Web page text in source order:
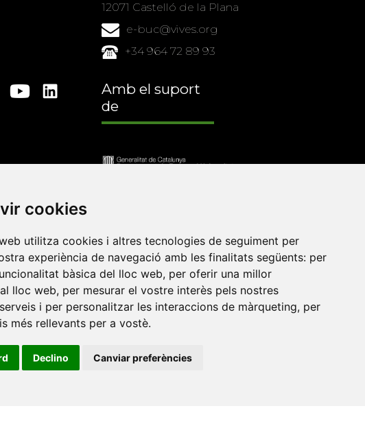
cookies
utilitza cookies i altres tecnologies de seguiment per
experiència de navegació amb les finalitats següents: per
bàsica del lloc web, per oferir una millor
lloc web, per mesurar el vostre interès pels nostres
i per personalitzar les interaccions de màrqueting, per
més rellevants per a vostè.
Declino Canviar preferències
12071 Castelló de la Plana
e-buc@vives.org
+34 964 72 89 93
Amb el suport
de
•Universitat de Barcelona
Politècnica de Catalunya•Universitat Politècnica de València
Universitat de València